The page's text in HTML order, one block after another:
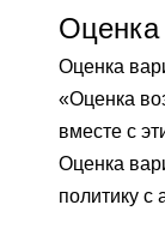
Оценка
Оценка
«Оценка
вместе с
Оценка
политику с